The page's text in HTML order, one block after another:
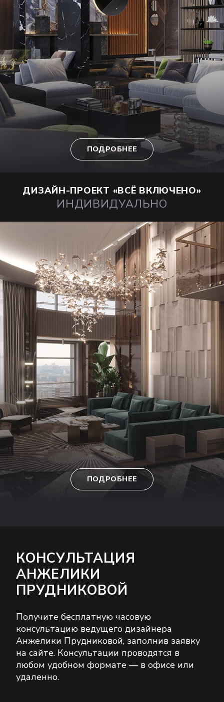
ПОДРОБНЕЕ
ДИЗАЙН-ПРОЕКТ «ВСЁ ВКЛЮЧЕНО»
ИНДИВИДУАЛЬНО
ПОДРОБНЕЕ
КОНСУЛЬТАЦИЯ
АНЖЕЛИКИ
ПРУДНИКОВОЙ
Получите бесплатную часовую
консультацию ведущего дизайнера
Анжелики Прудниковой, заполнив заявку
на сайте. Консультации проводятся в
любом удобном формате — в офисе или
удаленно.